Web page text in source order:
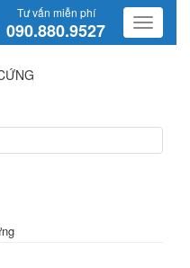
Tư vấn miễn phí
090.880.9527